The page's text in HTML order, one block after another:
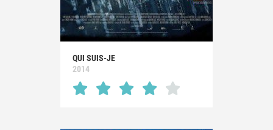
QUI SUIS-JE
2014